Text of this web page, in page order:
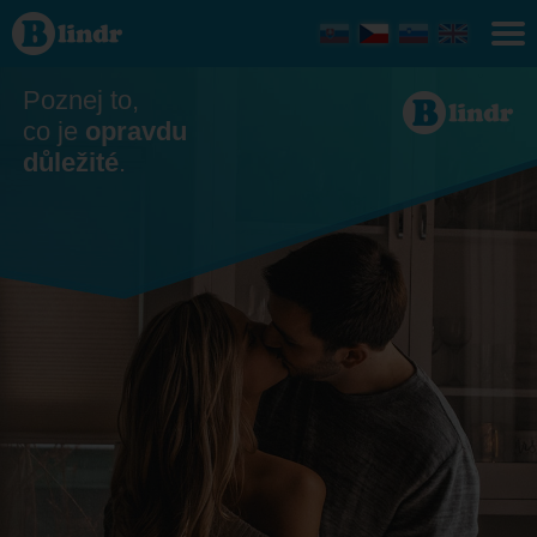
Seznamka - On
hledá ji
Banskobystrický
Poznej to,
co je opravdu
důležité.